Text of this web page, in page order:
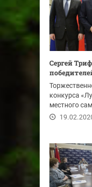
Сергей
конкурса
местного
области –...